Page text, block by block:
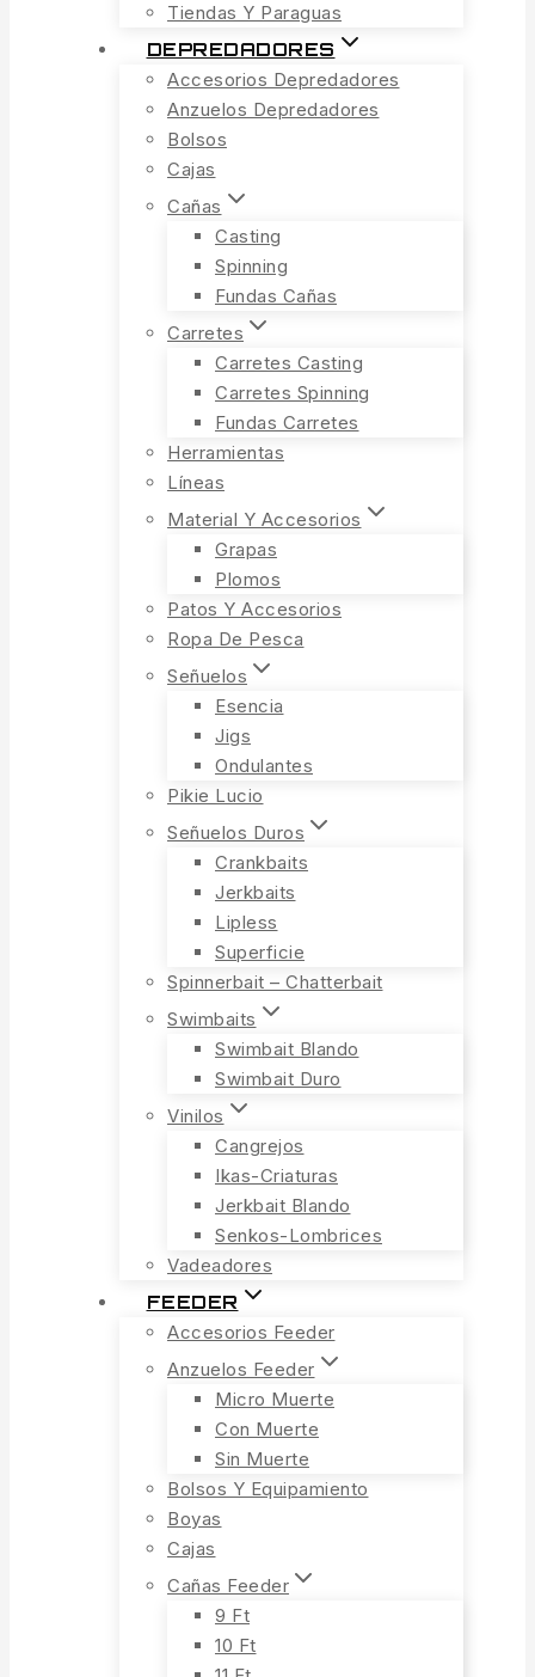
Tiendas Y Paraguas
DEPREDADORES
Accesorios Depredadores
Anzuelos Depredadores
Bolsos
Cajas
Cañas
Casting
Spinning
Fundas Cañas
Carretes
Carretes Casting
Carretes Spinning
Fundas Carretes
Herramientas
Líneas
Material Y Accesorios
Grapas
Plomos
Patos Y Accesorios
Ropa De Pesca
Señuelos
Esencia
Jigs
Ondulantes
Pikie Lucio
Señuelos Duros
Crankbaits
Jerkbaits
Lipless
Superficie
Spinnerbait – Chatterbait
Swimbaits
Swimbait Blando
Swimbait Duro
Vinilos
Cangrejos
Ikas-Criaturas
Jerkbait Blando
Senkos-Lombrices
Vadeadores
FEEDER
Accesorios Feeder
Anzuelos Feeder
Micro Muerte
Con Muerte
Sin Muerte
Bolsos Y Equipamiento
Boyas
Cajas
Cañas Feeder
9 Ft
10 Ft